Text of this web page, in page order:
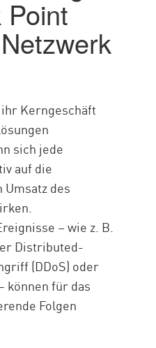
Kerngeschäft
sich jede
auf die
des
– wie z. B.
Distributed-
(DDoS) oder
können für das
Folgen